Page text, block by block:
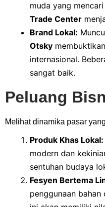
muda yang
Trade Center
Brand Lokal:
Otsky
internasional.
sangat baik.
Peluang
Melihat dinamika pasar
Produk Khas Lokal:
modern dan
sentuhan budaya
Fesyen Bertema
penggunaan